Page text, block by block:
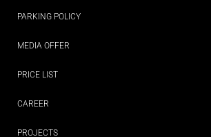
PARKING POLICY
MEDIA OFFER
PRICE LIST
CAREER
PROJECTS